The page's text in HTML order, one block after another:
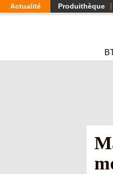
Aller
au
Actualité Produithèque